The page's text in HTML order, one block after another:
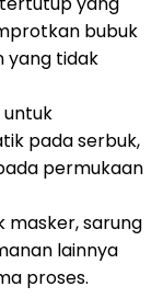
bubuk
yang tidak
untuk
pada serbuk,
permukaan
masker, sarung
lainnya
proses.